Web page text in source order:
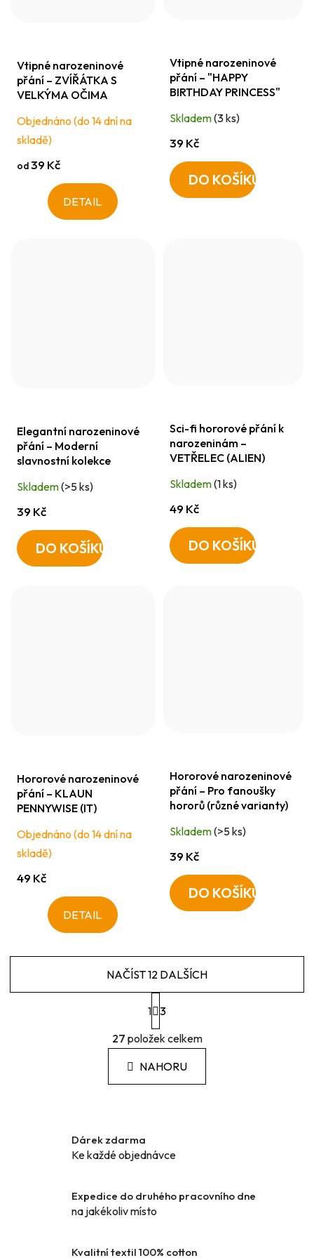
Vtipné narozeninové
přání – ZVÍŘÁTKA S
VELKÝMA OČIMA
Objednáno (do 14 dní na
skladě)
od39 Kč
DETAIL
Vtipné narozeninové
přání – "HAPPY
BIRTHDAY PRINCESS"
Skladem(3 ks)
39 Kč
DO KOŠÍKU
Elegantní narozeninové
přání – Moderní
slavnostní kolekce
Skladem(>5 ks)
39 Kč
DO KOŠÍKU
Sci-fi hororové přání k
narozeninám –
VETŘELEC (ALIEN)
Skladem(1 ks)
49 Kč
DO KOŠÍKU
Hororové narozeninové
přání – KLAUN
PENNYWISE (IT)
Objednáno (do 14 dní na
skladě)
49 Kč
DETAIL
Hororové narozeninové
přání – Pro fanoušky
hororů (různé varianty)
Skladem(>5 ks)
39 Kč
DO KOŠÍKU
O
v
á
d
p
k
y
NAČÍST 12 DALŠÍCH
S
t
r
á
n
k
1 3
27 položek celkem
NAHORU
Dárek zdarma
Ke každé objednávce
Expedice do druhého pracovního dne
na jakékoliv místo
Kvalitní textil 100% cotton